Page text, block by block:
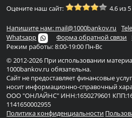
Оцените наш сайт: 4.6 из
Напишите нам: mail@1000bankov.ru
Whatsapp
Форма обратной связи
Режим работы: 8:00-19:00 Пн-Вс
© 2012-2026 При использовании
1000bankov.ru обязательна.
Сайт не предоставляет финансовые
носит информационно-справочный
ООО "ОНЛАЙНС" ИНН:1650279601
1141650002955
Политика конфиденциальности